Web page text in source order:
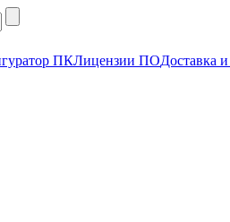
ПКЛицензии ПОДоставка